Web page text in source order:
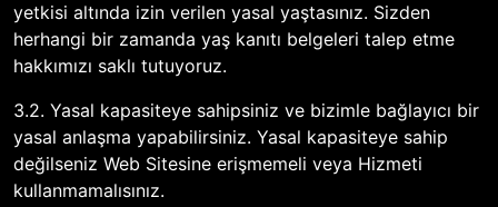
yetkisi altında izin verilen yasal yaştasınız. Sizden
herhangi bir zamanda yaş kanıtı belgeleri talep etme
hakkımızı saklı tutuyoruz.
3.2. Yasal kapasiteye sahipsiniz ve bizimle bağlayıcı bir
yasal anlaşma yapabilirsiniz. Yasal kapasiteye sahip
değilseniz Web Sitesine erişmemeli veya Hizmeti
kullanmamalısınız.